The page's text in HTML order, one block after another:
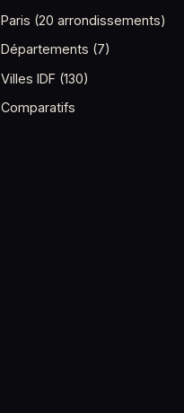
Paris (20 arrondissements)
Départements (7)
Villes IDF (130)
Comparatifs